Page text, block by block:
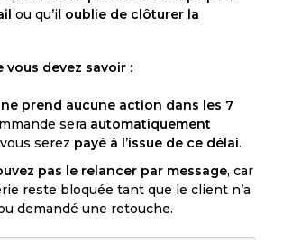
ou qu’il oublie de clôturer la
vous devez savoir :
prend aucune action dans les 7
sera automatiquement
serez payé à l’issue de ce délai.
pas le relancer par message, car
reste bloquée tant que le client n’a
demandé une retouche.